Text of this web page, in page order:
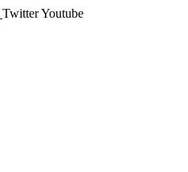
TwitterYoutube